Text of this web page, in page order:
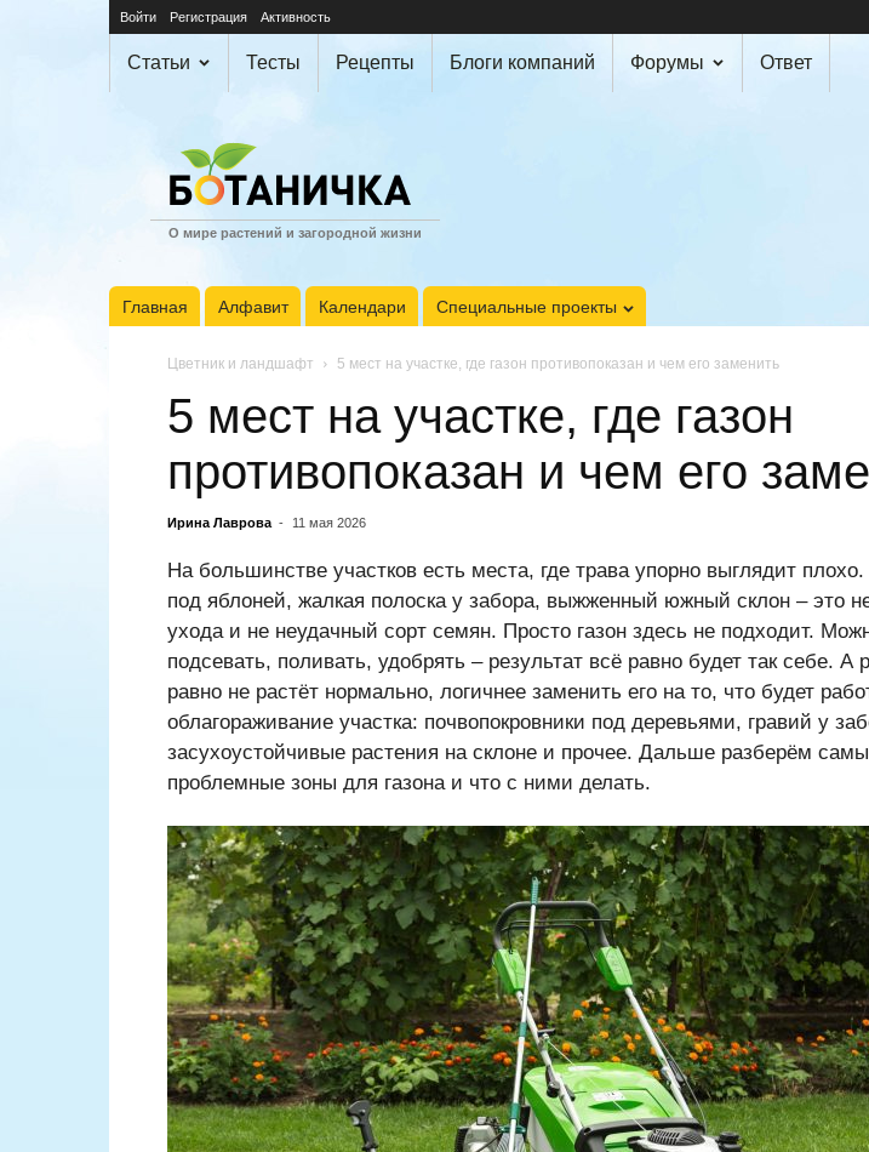
Войти Регистрация Активность
Статьи Тесты Рецепты Блоги компаний Форумы Ответ
О мире растений и загородной жизни
Главная Алфавит Календари Специальные проекты
Цветник и ландшафт 5 мест на участке, где газон противопоказан и чем его заменить
5 мест на участке, где газон
противопоказан и чем его
Ирина Лаврова - 11 мая 2026
На большинстве участков есть места, где трава упорно выглядит
под яблоней, жалкая полоска у забора, выжженный южный склон – это
ухода и не неудачный сорт семян. Просто газон здесь не подходит.
подсевать, поливать, удобрять – результат всё равно будет так себе. А
равно не растёт нормально, логичнее заменить его на то, что будет
облагораживание участка: почвопокровники под деревьями, гравий у
засухоустойчивые растения на склоне и прочее. Дальше разберём
проблемные зоны для газона и что с ними делать.